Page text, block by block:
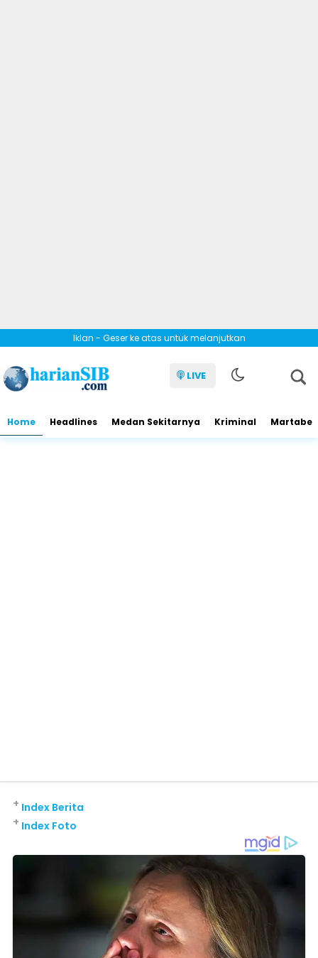
Iklan - Geser ke atas untuk melanjutkan
LIVE
Home Headlines Medan Sekitarnya Kriminal Martabe
Index Berita
+
Index Foto
+